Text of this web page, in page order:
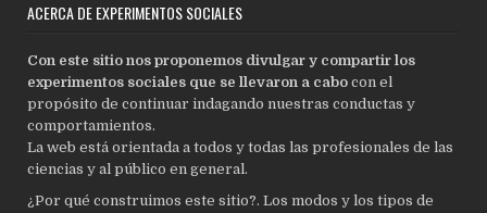
ACERCA DE EXPERIMENTOS SOCIALES
Con este sitio nos proponemos divulgar y compartir los
experimentos sociales que se llevaron a cabo con el
propósito de continuar indagando nuestras conductas y
comportamientos.
La web está orientada a todos y todas las profesionales de las
ciencias y al público en general.
¿Por qué construimos este sitio?. Los modos y los tipos de